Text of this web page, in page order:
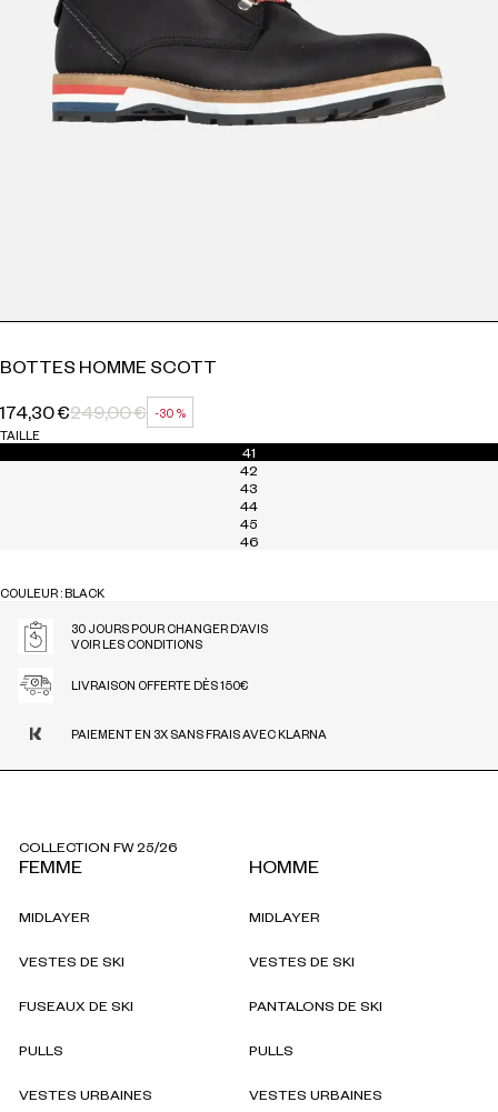
BOTTES HOMME SCOTT
PRIX HABITUEL
249,00 €
PRIX SOLDÉ
174,30 €
RÉDUCTION
-30 %
TAILLE
41
42
43
44
45
46
COULEUR : BLACK
30 JOURS POUR CHANGER D’AVIS
VOIR LES CONDITIONS
LIVRAISON OFFERTE DÈS 150€
PAIEMENT EN 3X SANS FRAIS AVEC KLARNA
COLLECTION FW 25/26
FEMME
MIDLAYER
VESTES DE SKI
FUSEAUX DE SKI
PULLS
VESTES URBAINES
HOMME
MIDLAYER
VESTES DE SKI
PANTALONS DE SKI
PULLS
VESTES URBAINES